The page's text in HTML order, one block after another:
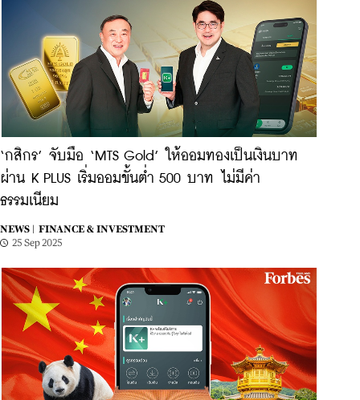
‘กสิกร’ จับมือ ‘MTS Gold’ ให้ออมทองเป็นเงินบาท
ผ่าน K PLUS เริ่มออมขั้นต่ำ 500 บาท ไม่มีค่า
ธรรมเนียม
NEWS |
FINANCE & INVESTMENT
25 Sep 2025